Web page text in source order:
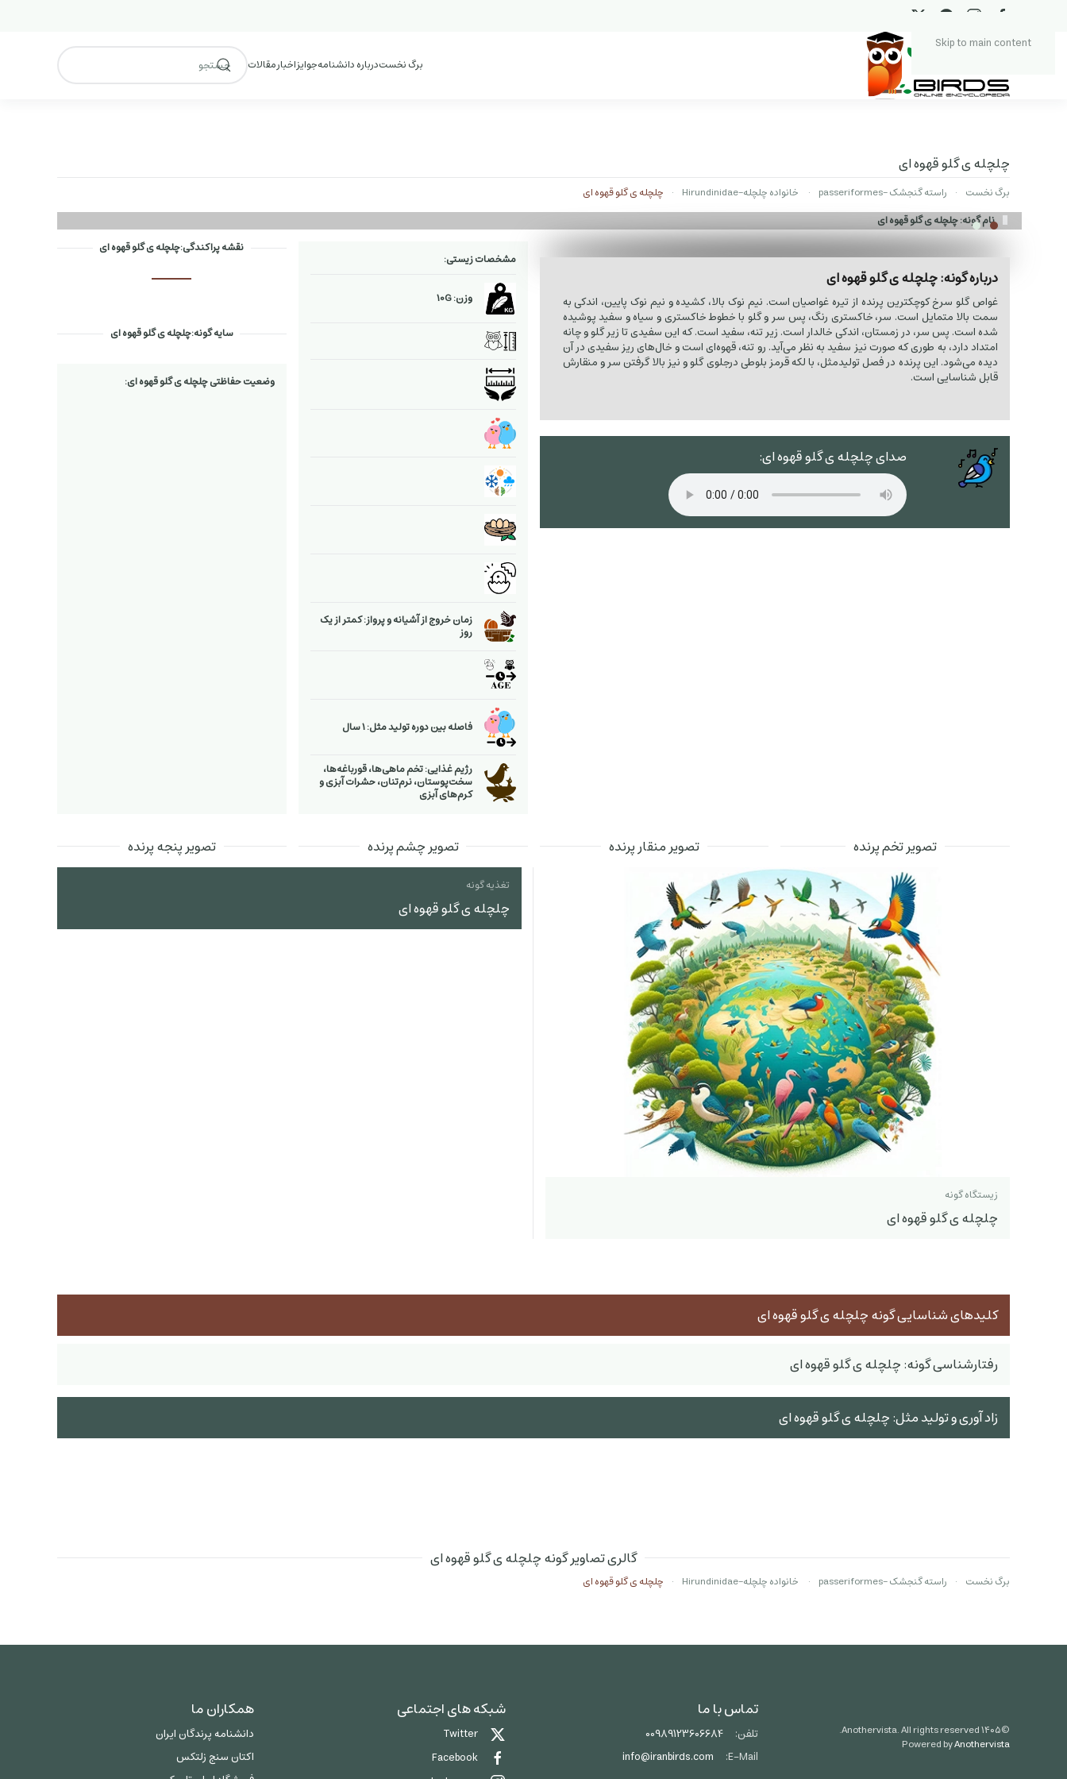
Skip to main content
برگ نخستدرباره دانشنامهجوایزاخبارمقالات
چلچله ی گلو قهوه ای
برگ نخست راسته گنجشک -passeriformes خانواده چلچله‌-Hirundinidae
چلچله ی گلو قهوه ای
نام گونه: چلچله ی گلو قهوه ای
درباره گونه: چلچله ی گلو قهوه ای
غواص گلو سرخ کوچکترین پرنده از تیره غواصیان است. نیم نوک بالا، کشیده و نیم نوک پایین، اندکی به
سمت بالا متمایل است. سر، خاکستری رنگ، پس سر و گلو با خطوط خاکستری و سیاه و سفید پوشیده
شده است. پس سر، در زمستان، اندکی خالدار است. زیر تنه، سفید است. که این سفیدی تا زیر گلو و چانه
امتداد دارد، به طوری که صورت نیز سفید به نظر می‌آید. رو تنه، قهوه‌ای است و خال‌های ریز سفیدی در آن
دیده می‌شود. این پرنده در فصل تولیدمثل، با لکه قرمز بلوطی درجلوی گلو و نیز بالا گرفتن سر و منقارش
قابل شناسایی است.
صدای چلچله ی گلو قهوه ای:
مشخصات زیستی:
وزن: 10G
زمان خروج از آشیانه و پرواز: کمتر از یک
روز
فاصله بین دوره تولید مثل: 1 سال
رژیم غذایی: تخم ماهی‌ها، قورباغه‌ها،
سخت‌پوستان، نرم‌تنان، حشرات آبزی و
كرم‌های آبزی
نقشه پراکندگی:چلچله ی گلو قهوه ای
سایه گونه:چلچله ی گلو قهوه ای
وضعیت حفاظتی چلچله ی گلو قهوه ای:
تصویر تخم پرنده تصویر منقار پرنده تصویر چشم پرنده تصویر پنجه پرنده
زیستگاه گونه
چلچله ی گلو قهوه ای
تغذیه گونه
چلچله ی گلو قهوه ای
کلیدهای شناسایی گونه چلچله ی گلو قهوه ای
رفتارشناسی گونه: چلچله ی گلو قهوه ای
زاد آوری و تولید مثل: چلچله ی گلو قهوه ای
گالری تصاویر گونه چلچله ی گلو قهوه ای
برگ نخست راسته گنجشک -passeriformes خانواده چلچله‌-Hirundinidae چلچله ی گلو قهوه ای
©۱۴۰۵
Powered byAnothervista
تماس با ما
تلفن:
00989123606684
E-Mail:
info@iranbirds.com
شبکه های اجتماعی
Twitter
Facebook
همکاران ما
دانشنامه پرندگان ایران
اکتان سنج زلتکس